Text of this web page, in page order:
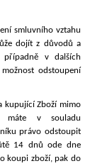
smluvního vztahu
dojít z důvodů a
v dalších
odstoupení
kupující Zboží mimo
máte v souladu
právo odstoupit
14 dnů ode dne
koupi zboží, pak do